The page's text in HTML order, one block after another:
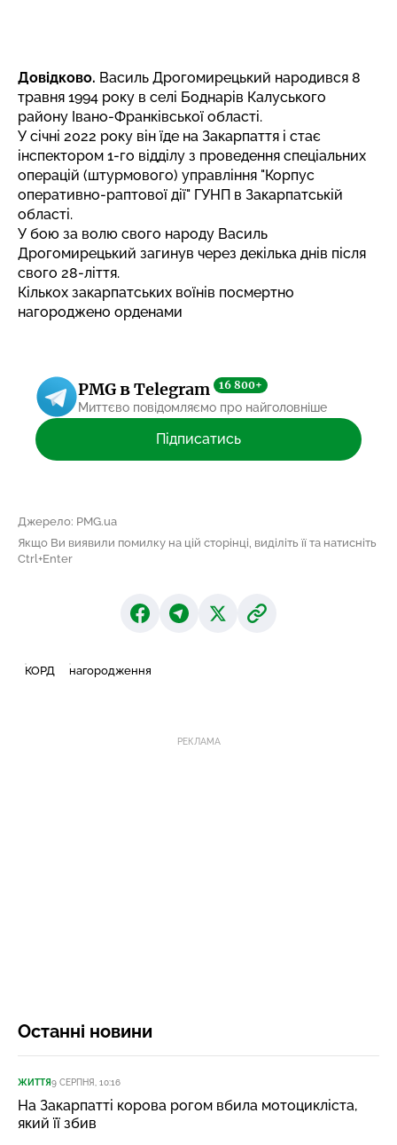
Довідково. Василь Дрогомирецький народився 8
травня 1994 року в селі Боднарів Калуського
району Івано-Франківської області.
У січні 2022 року він їде на Закарпаття і стає
інспектором 1-го відділу з проведення спеціальних
операцій (штурмового) управління "Корпус
оперативно-раптової дії" ГУНП в Закарпатській
області.
У бою за волю свого народу Василь
Дрогомирецький загинув через декілька днів після
свого 28-ліття.
Кількох закарпатських воїнів посмертно
нагороджено орденами
PMG в Telegram 16 800+
Миттєво повідомляємо про найголовніше
Підписатись
Джерело: PMG.ua
Якщо Ви виявили помилку на цій сторінці, виділіть її та натисніть
Ctrl+Enter
КОРД нагородження
РЕКЛАМА
Останні новини
ЖИТТЯ9 СЕРПНЯ, 10:16
На Закарпатті корова рогом вбила мотоцикліста,
який її збив